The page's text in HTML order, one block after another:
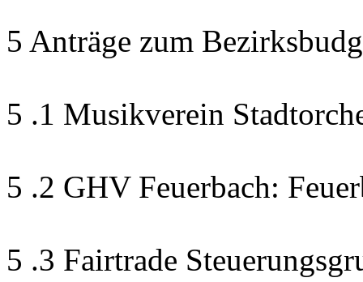
5 Anträge zum
5 .1 Musikverein
5 .2 GHV Feuerbach:
5 .3 Fairtrade